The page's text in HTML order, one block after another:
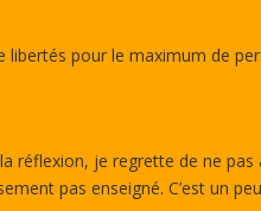
libertés pour le maximum de
réflexion, je regrette de ne
pas enseigné. C’est un